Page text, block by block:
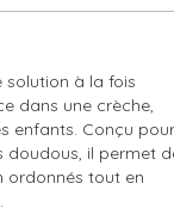
solution à la fois
dans une crèche,
enfants. Conçu pour
doudous, il permet
ordonnés tout en